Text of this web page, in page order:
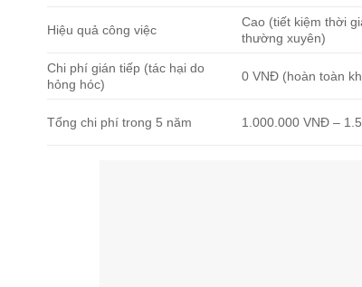
Hiệu quả công việc
Cao (tiết kiệm thời
thường xuyên)
Chi phí gián tiếp (tác hại do
hỏng hóc)
0 VNĐ (hoàn toàn
Tổng chi phí trong 5 năm 1.000.000 VNĐ –